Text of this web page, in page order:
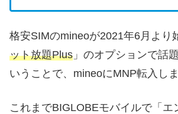
格安SIMのmineoが2021年6月より
ット放題Plus 」のオプションで話
いうことで、mineoにMNP転入しま
これまでBIGLOBEモバイルで「エ